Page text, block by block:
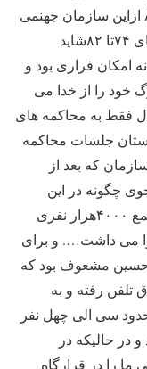
شما زود به خود آمده و توانستید در دهه ۸۰ ازاین سازمان جهنمی
خلاص شوید. بدون اغراق می گویم سال های ۷۴تا ۸۲شاید
امکان فراری بود و
خود را از خدا می
فقط به محاکمه های
داستان جلسات محاکمه
سازمان که بعد از
چگونه در این
جلسات شخصا” افراد را محاکمه کرده وجمع ۴۰۰۰هزار نفری
می داشت…. و برای
حسین مشعوف بود که
تلفن رفته و به
سی الی چهل نفر
در حالیکه در
را در قرارگاه